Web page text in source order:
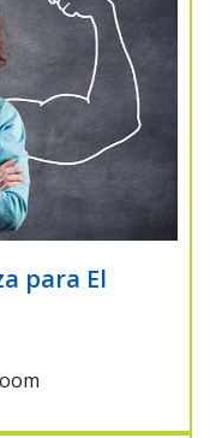
para El